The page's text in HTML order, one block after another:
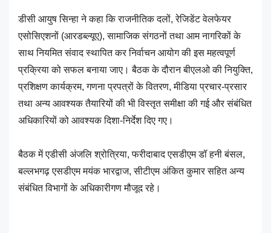
डीसी आयुष सिन्हा ने कहा कि राजनीतिक दलों, रेजिडेंट वेलफेयर
एसोसिएशनों (आरडब्ल्यूए), सामाजिक संगठनों तथा आम नागरिकों के
साथ नियमित संवाद स्थापित कर निर्वाचन आयोग की इस महत्वपूर्ण
प्रक्रिया को सफल बनाया जाए। बैठक के दौरान बीएलओ की नियुक्ति,
प्रशिक्षण कार्यक्रम, गणना प्रपत्रों के वितरण, मीडिया प्रचार-प्रसार
तथा अन्य आवश्यक तैयारियों की भी विस्तृत समीक्षा की गई और संबंधित
अधिकारियों को आवश्यक दिशा-निर्देश दिए गए।
बैठक में एडीसी अंजलि श्रोत्रिया, फरीदाबाद एसडीएम डॉ हनी बंसल,
बल्लभगढ़ एसडीएम मयंक भारद्वाज, सीटीएम अंकित कुमार सहित अन्य
संबंधित विभागों के अधिकारीगण मौजूद रहे।